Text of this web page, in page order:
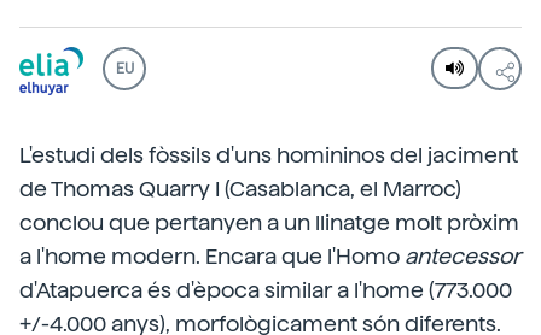
EU
L'estudi dels fòssils d'uns homininos del jaciment
de Thomas Quarry I (Casablanca, el Marroc)
conclou que pertanyen a un llinatge molt pròxim
a l'home modern. Encara que l'Homo antecessor
d'Atapuerca és d'època similar a l'home (773.000
+/-4.000 anys), morfològicament són diferents.